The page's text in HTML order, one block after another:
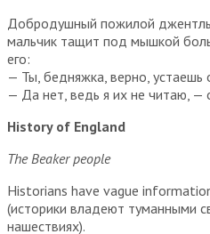
Добродушный пожилой
мальчик тащит под мышкой
его:
— Ты, бедняжка, верно, устаешь
— Да нет, ведь я их не читаю, —
History of England
The Beaker people
Historians have vague
(историки владеют туманными
нашествиях).